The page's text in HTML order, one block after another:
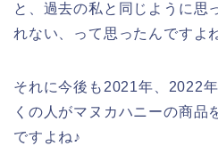
と、過去の私と同じように思
れない、って思ったんですよ
それに今後も2021年、2022
くの人がマヌカハニーの商品
ですよね♪